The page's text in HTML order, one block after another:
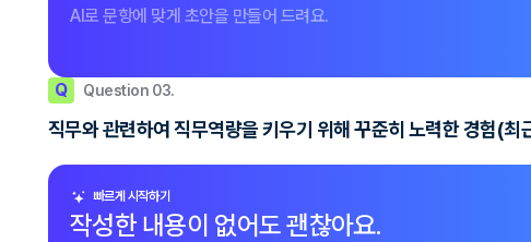
AI로 문항에 맞게 초안을 만들어 드려요.
Q Question 03.
직무와 관련하여 직무역량을 키우기 위해 꾸준히 노력한 경험(
빠르게 시작하기
작성한 내용이 없어도 괜찮아요.